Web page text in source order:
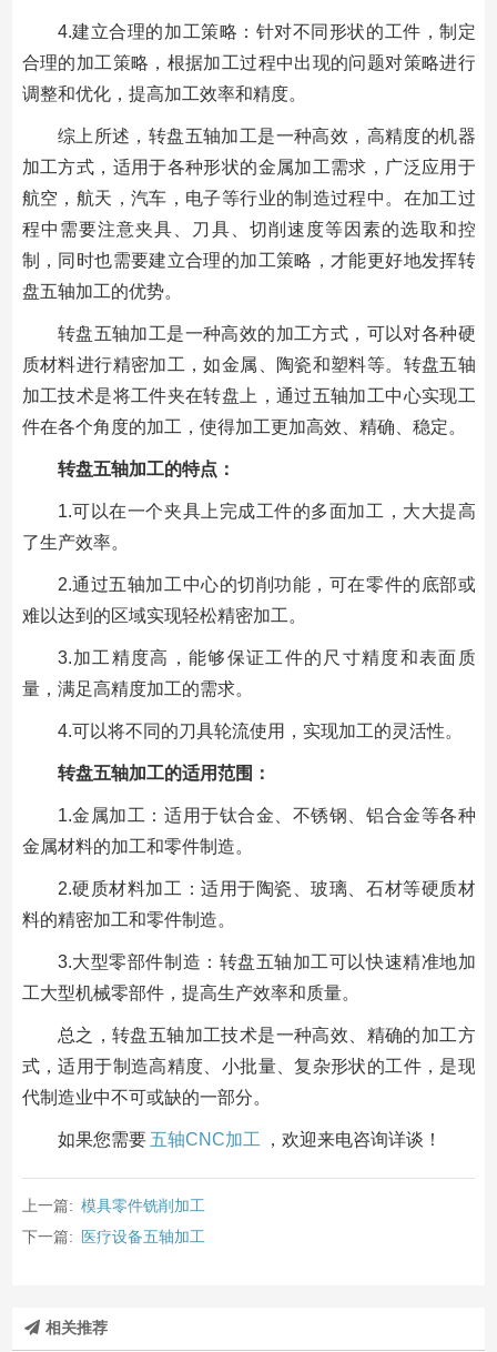
4.建立合理的加工策略：针对不同形状的工件，制定
合理的加工策略，根据加工过程中出现的问题对策略进行
调整和优化，提高加工效率和精度。
综上所述，转盘五轴加工是一种高效，高精度的机器
加工方式，适用于各种形状的金属加工需求，广泛应用于
航空，航天，汽车，电子等行业的制造过程中。在加工过
程中需要注意夹具、刀具、切削速度等因素的选取和控
制，同时也需要建立合理的加工策略，才能更好地发挥转
盘五轴加工的优势。
转盘五轴加工是一种高效的加工方式，可以对各种硬
质材料进行精密加工，如金属、陶瓷和塑料等。转盘五轴
加工技术是将工件夹在转盘上，通过五轴加工中心实现工
件在各个角度的加工，使得加工更加高效、精确、稳定。
转盘五轴加工的特点：
1.可以在一个夹具上完成工件的多面加工，大大提高
了生产效率。
2.通过五轴加工中心的切削功能，可在零件的底部或
难以达到的区域实现轻松精密加工。
3.加工精度高，能够保证工件的尺寸精度和表面质
量，满足高精度加工的需求。
4.可以将不同的刀具轮流使用，实现加工的灵活性。
转盘五轴加工的适用范围：
1.金属加工：适用于钛合金、不锈钢、铝合金等各种
金属材料的加工和零件制造。
2.硬质材料加工：适用于陶瓷、玻璃、石材等硬质材
料的精密加工和零件制造。
3.大型零部件制造：转盘五轴加工可以快速精准地加
工大型机械零部件，提高生产效率和质量。
总之，转盘五轴加工技术是一种高效、精确的加工方
式，适用于制造高精度、小批量、复杂形状的工件，是现
代制造业中不可或缺的一部分。
如果您需要 五轴CNC加工 ，欢迎来电咨询详谈！
上一篇: 模具零件铣削加工
下一篇: 医疗设备五轴加工
相关推荐